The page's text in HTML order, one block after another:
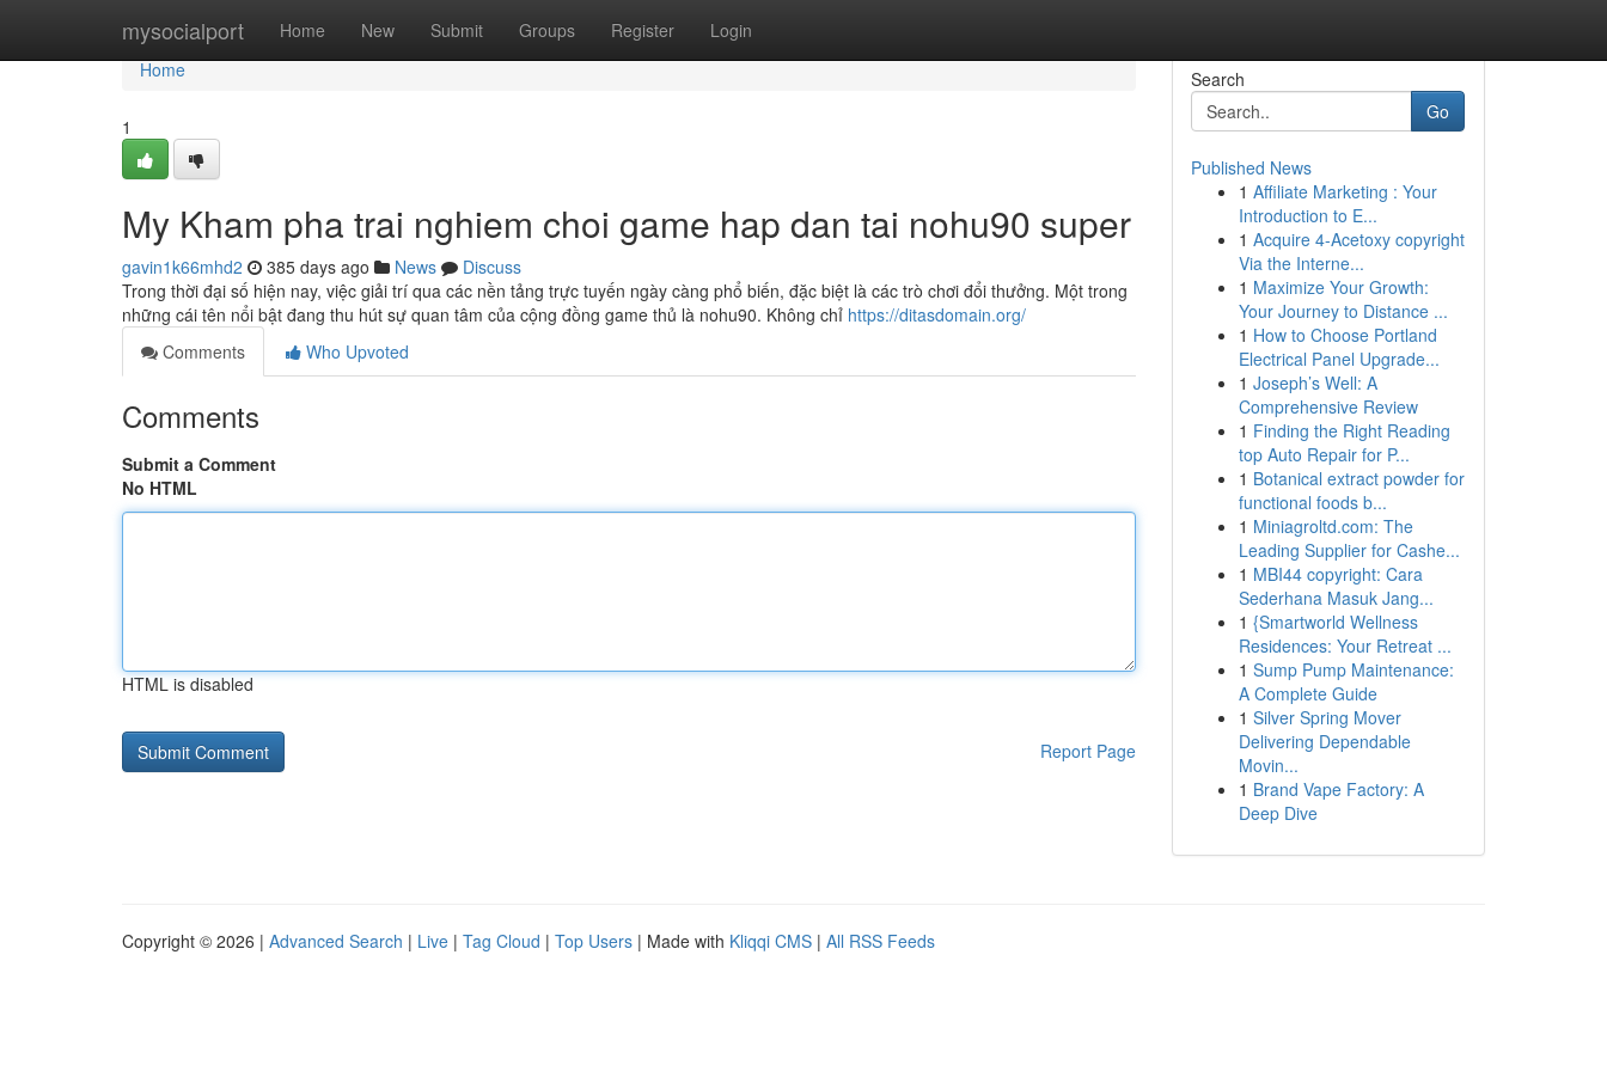
mysocialport Home New Submit Groups Register Login
Home
Home
1
My Kham pha trai nghiem choi game hap dan tai nohu90 super
gavin1k66mhd2 385 days ago News
Discuss
Trong thời đại số hiện nay, việc giải trí qua các nền tảng trực tuyến ngày càng phổ biến, đặc biệt là các trò chơi đổi thưởng. Một trong
những cái tên nổi bật đang thu hút sự quan tâm của cộng đồng game thủ là nohu90. Không chỉ https://ditasdomain.org/
Comments
Who Upvoted
Comments
Submit a Comment
No HTML
HTML is disabled
Report Page
Search
Go
Published News
1 Affiliate Marketing : Your
Introduction to E...
1 Acquire 4-Acetoxy copyright
Via the Interne...
1 Maximize Your Growth:
Your Journey to Distance ...
1 How to Choose Portland
Electrical Panel Upgrade...
1 Joseph’s Well: A
Comprehensive Review
1 Finding the Right Reading
top Auto Repair for P...
1 Botanical extract powder for
functional foods b...
1 Miniagroltd.com: The
Leading Supplier for Cashe...
1 MBI44 copyright: Cara
Sederhana Masuk Jang...
1 {Smartworld Wellness
Residences: Your Retreat ...
1 Sump Pump Maintenance:
A Complete Guide
1 Silver Spring Mover
Delivering Dependable
Movin...
1 Brand Vape Factory: A
Deep Dive
Copyright © 2026 | Advanced Search | Live | Tag Cloud | Top Users | Made with Kliqqi CMS | All RSS Feeds